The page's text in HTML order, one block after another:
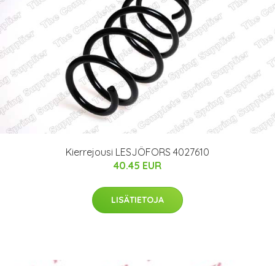
Kierrejousi LESJÖFORS 4027610
40.45 EUR
LISÄTIETOJA